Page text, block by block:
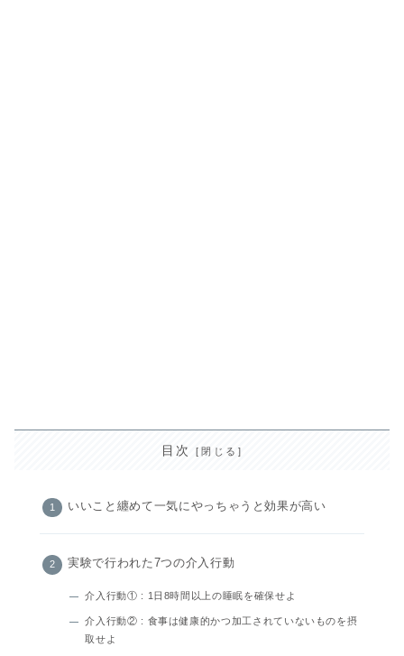
目次
いいこと纏めて一気にやっちゃうと効果が高い
実験で行われた7つの介入行動
介入行動① : 1日8時間以上の睡眠を確保せよ
介入行動② : 食事は健康的かつ加工されていないものを摂
取せよ